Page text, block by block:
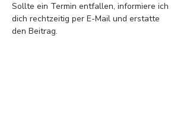
Sollte ein Termin entfallen, informiere ich
dich rechtzeitig per E-Mail und erstatte
den Beitrag.